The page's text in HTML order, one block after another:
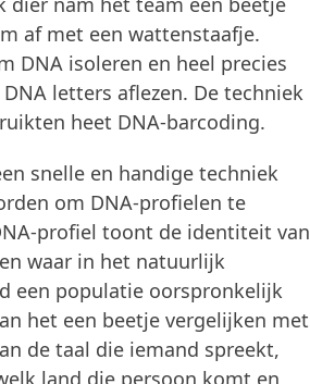
af met een wattenstaafje.
DNA isoleren en heel precies
letters aflezen. De techniek
heet DNA-barcoding.
snelle en handige techniek
om DNA-profielen te
profiel toont de identiteit van
waar in het natuurlijk
een populatie oorspronkelijk
het een beetje vergelijken met
de taal die iemand spreekt,
land die persoon komt en